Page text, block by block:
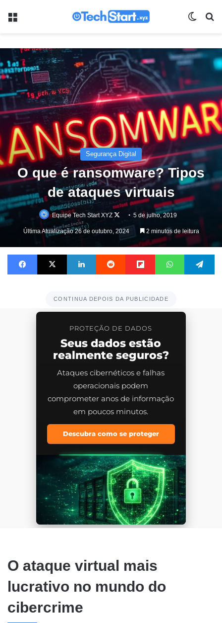
Menu
Segurança Digital
O que é ransomware? Tipos
de ataques virtuais
Equipe Tech Start XYZ
Follow
on
5 de julho, 2019
Última Atualização 26 de outubro, 2024 2 minutos de leitura
Facebook X Linkedin Reddit Flipboard WhatsApp
CONTINUA DEPOIS DA PUBLICIDADE
PROTEÇÃO DE DADOS
Seus dados estão
realmente seguros?
Ataques cibernéticos e falhas
operacionais podem
comprometer anos de informação
em poucos minutos.
Descubra como se proteger
O ataque virtual mais
lucrativo no mundo do
cibercrime